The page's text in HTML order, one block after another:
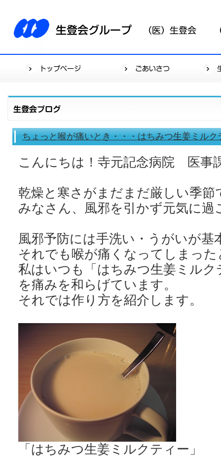
ちょっと喉が痛いとき・・・はちみつ生姜ミルク
こんにちは！寺元記念病院 医事
乾燥と寒さがまだまだ厳しい季節
みなさん、風邪を引かず元気に
風邪予防には手洗い・うがいが基
それでも喉が痛くなってしまった
私はいつも「はちみつ生姜ミル
を痛みを和らげています。
それでは作り方を紹介します。
「はちみつ生姜ミルクティー」